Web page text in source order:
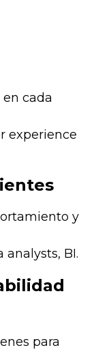
cada
experience
y
analysts, BI.
para